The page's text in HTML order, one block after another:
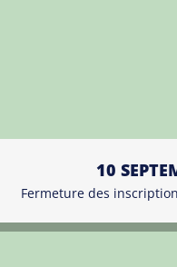
10
Fermeture des